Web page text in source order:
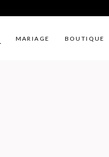
MARIAGE BOUTIQUE